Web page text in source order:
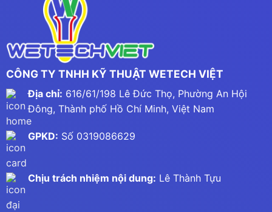
CÔNG TY TNHH KỸ THUẬT WETECH VIỆT
Địa chỉ: 616/61/198 Lê Đức Thọ, Phường An Hội
Đông, Thành phố Hồ Chí Minh, Việt Nam
GPKD: Số 0319086629
Chịu trách nhiệm nội dung: Lê Thành Tựu